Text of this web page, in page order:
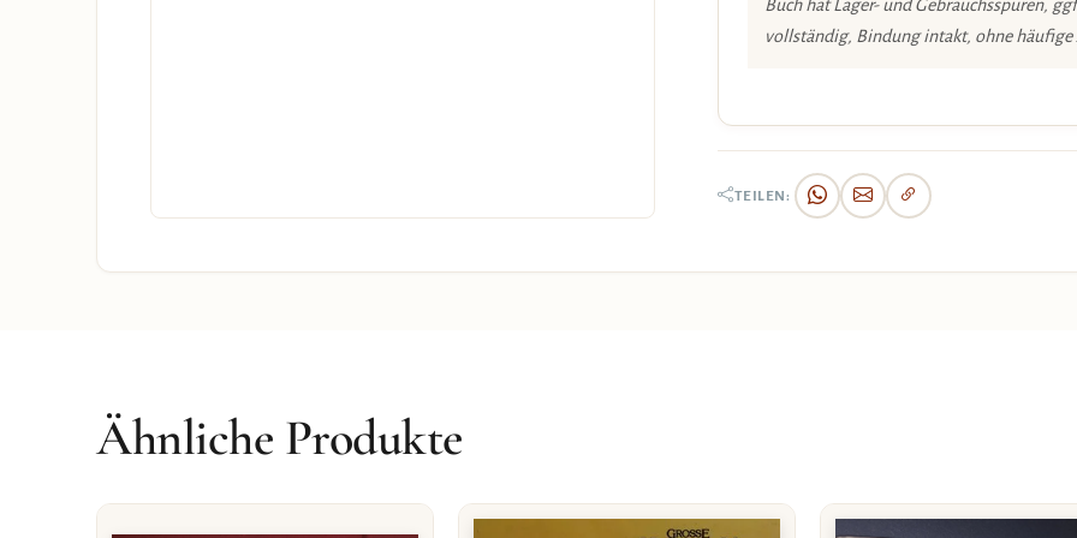
Buch hat Lager- und Gebrauchsspuren,
vollständig, Bindung intakt, ohne häufige
TEILEN:
Ähnliche Produkte